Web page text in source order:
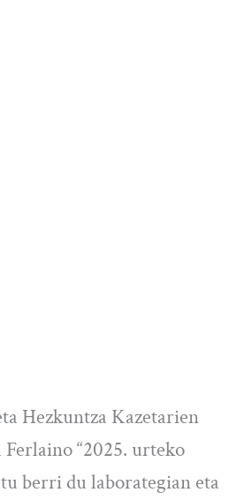
Hezkuntza Kazetarien
“2025. urteko
berri du laborategian eta